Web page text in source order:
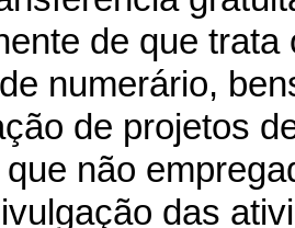
de que
numerário,
de projetos
não
das